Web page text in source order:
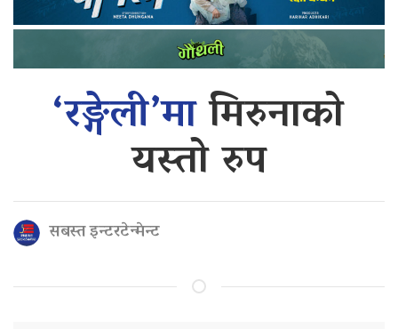
‘रङ्गेली’मामिरुनाको
यस्तो रुप
सबस्त इन्टरटेन्मेन्ट